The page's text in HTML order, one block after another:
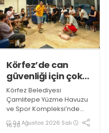
meydanına çıkmayacak.
Körfez’de can
güvenliği için çok
önemli eğitim
Körfez Belediyesi
Çamlıtepe Yüzme Havuzu
ve Spor Kompleksi’nde
görev yapan antrenörler,
"Bronz Cankurtaranlık
04 Ağustos 2026 Salı
16:26